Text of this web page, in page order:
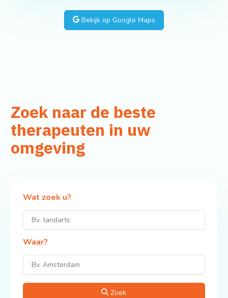
Bekijk op Google Maps
Zoek naar de beste
therapeuten in uw
omgeving
Wat zoek u?
Waar?
Zoek